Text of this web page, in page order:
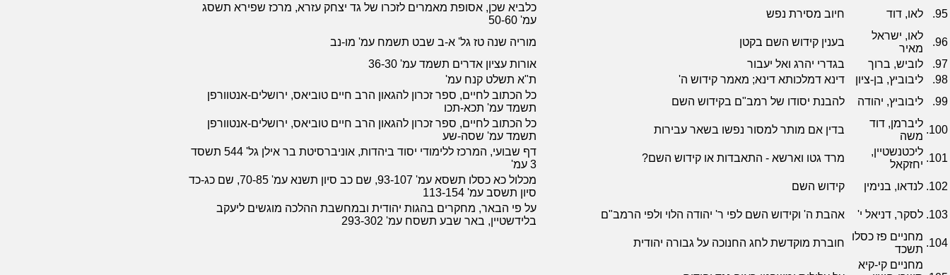
95.
לאו, דוד חיוב מסירת נפש
כלביא שכן, אסופת מאמרים לזכרו של גד יצחק עזרא, מרכז שפירא תשסג
עמ' 50-60
96.
לאו, ישראל
מאיר
בענין קידוש השם בקטן
מוריה שנה טז גל' א-ב שבט תשמח עמ' מו-נב
97.
לוביש, ברוך בגדרי יהרג ואל יעבור
אורות עציון אדרים תשמד עמ' 36-30
98.
ליבוביץ, בן-ציון דינא דמלכותא דינא; מאמר קידוש ה'
ת"א תשלט קנח עמ'
99.
ליבוביץ, יהודה להבנת יסודו של רמב"ם בקידוש השם
כל הכתוב לחיים, ספר זכרון להגאון הרב חיים טוביאס, ירושלים-אנטוורפן
תשמד עמ' תכא-תכו
100.
ליברמן, דוד
משה
בדין אם מותר למסור נפשו בשאר עבירות
כל הכתוב לחיים, ספר זכרון להגאון הרב חיים טוביאס, ירושלים-אנטוורפן
תשמד עמ' שסה-שע
101.
ליכטנשטיין,
יחזקאל
מרד גטו וארשא - התאבדות או קידוש השם?
דף שבועי, המרכז ללימודי יסוד ביהדות, אוניברסיטת בר אילן גל' 544 תשסד
3 עמ'
102. לנדאו, בנימין קידוש השם
מכלול כא כסלו תשסא עמ' 93-107, שם כב סיון תשנא עמ' 70-85, שם כג-כד
סיון תשסב עמ' 113-154
103. לסקר, דניאל י' אהבת ה' וקידוש השם לפי ר' יהודה הלוי ולפי הרמב"ם
על פי הבאר, מחקרים בהגות יהודית ובמחשבת ההלכה מוגשים ליעקב
בלידשטיין, באר שבע תשסח עמ' 293-302
104.
מחניים פז כסלו
תשכד
חוברת מוקדשת לחג החנוכה על גבורה יהודית
מחניים קי-קיא